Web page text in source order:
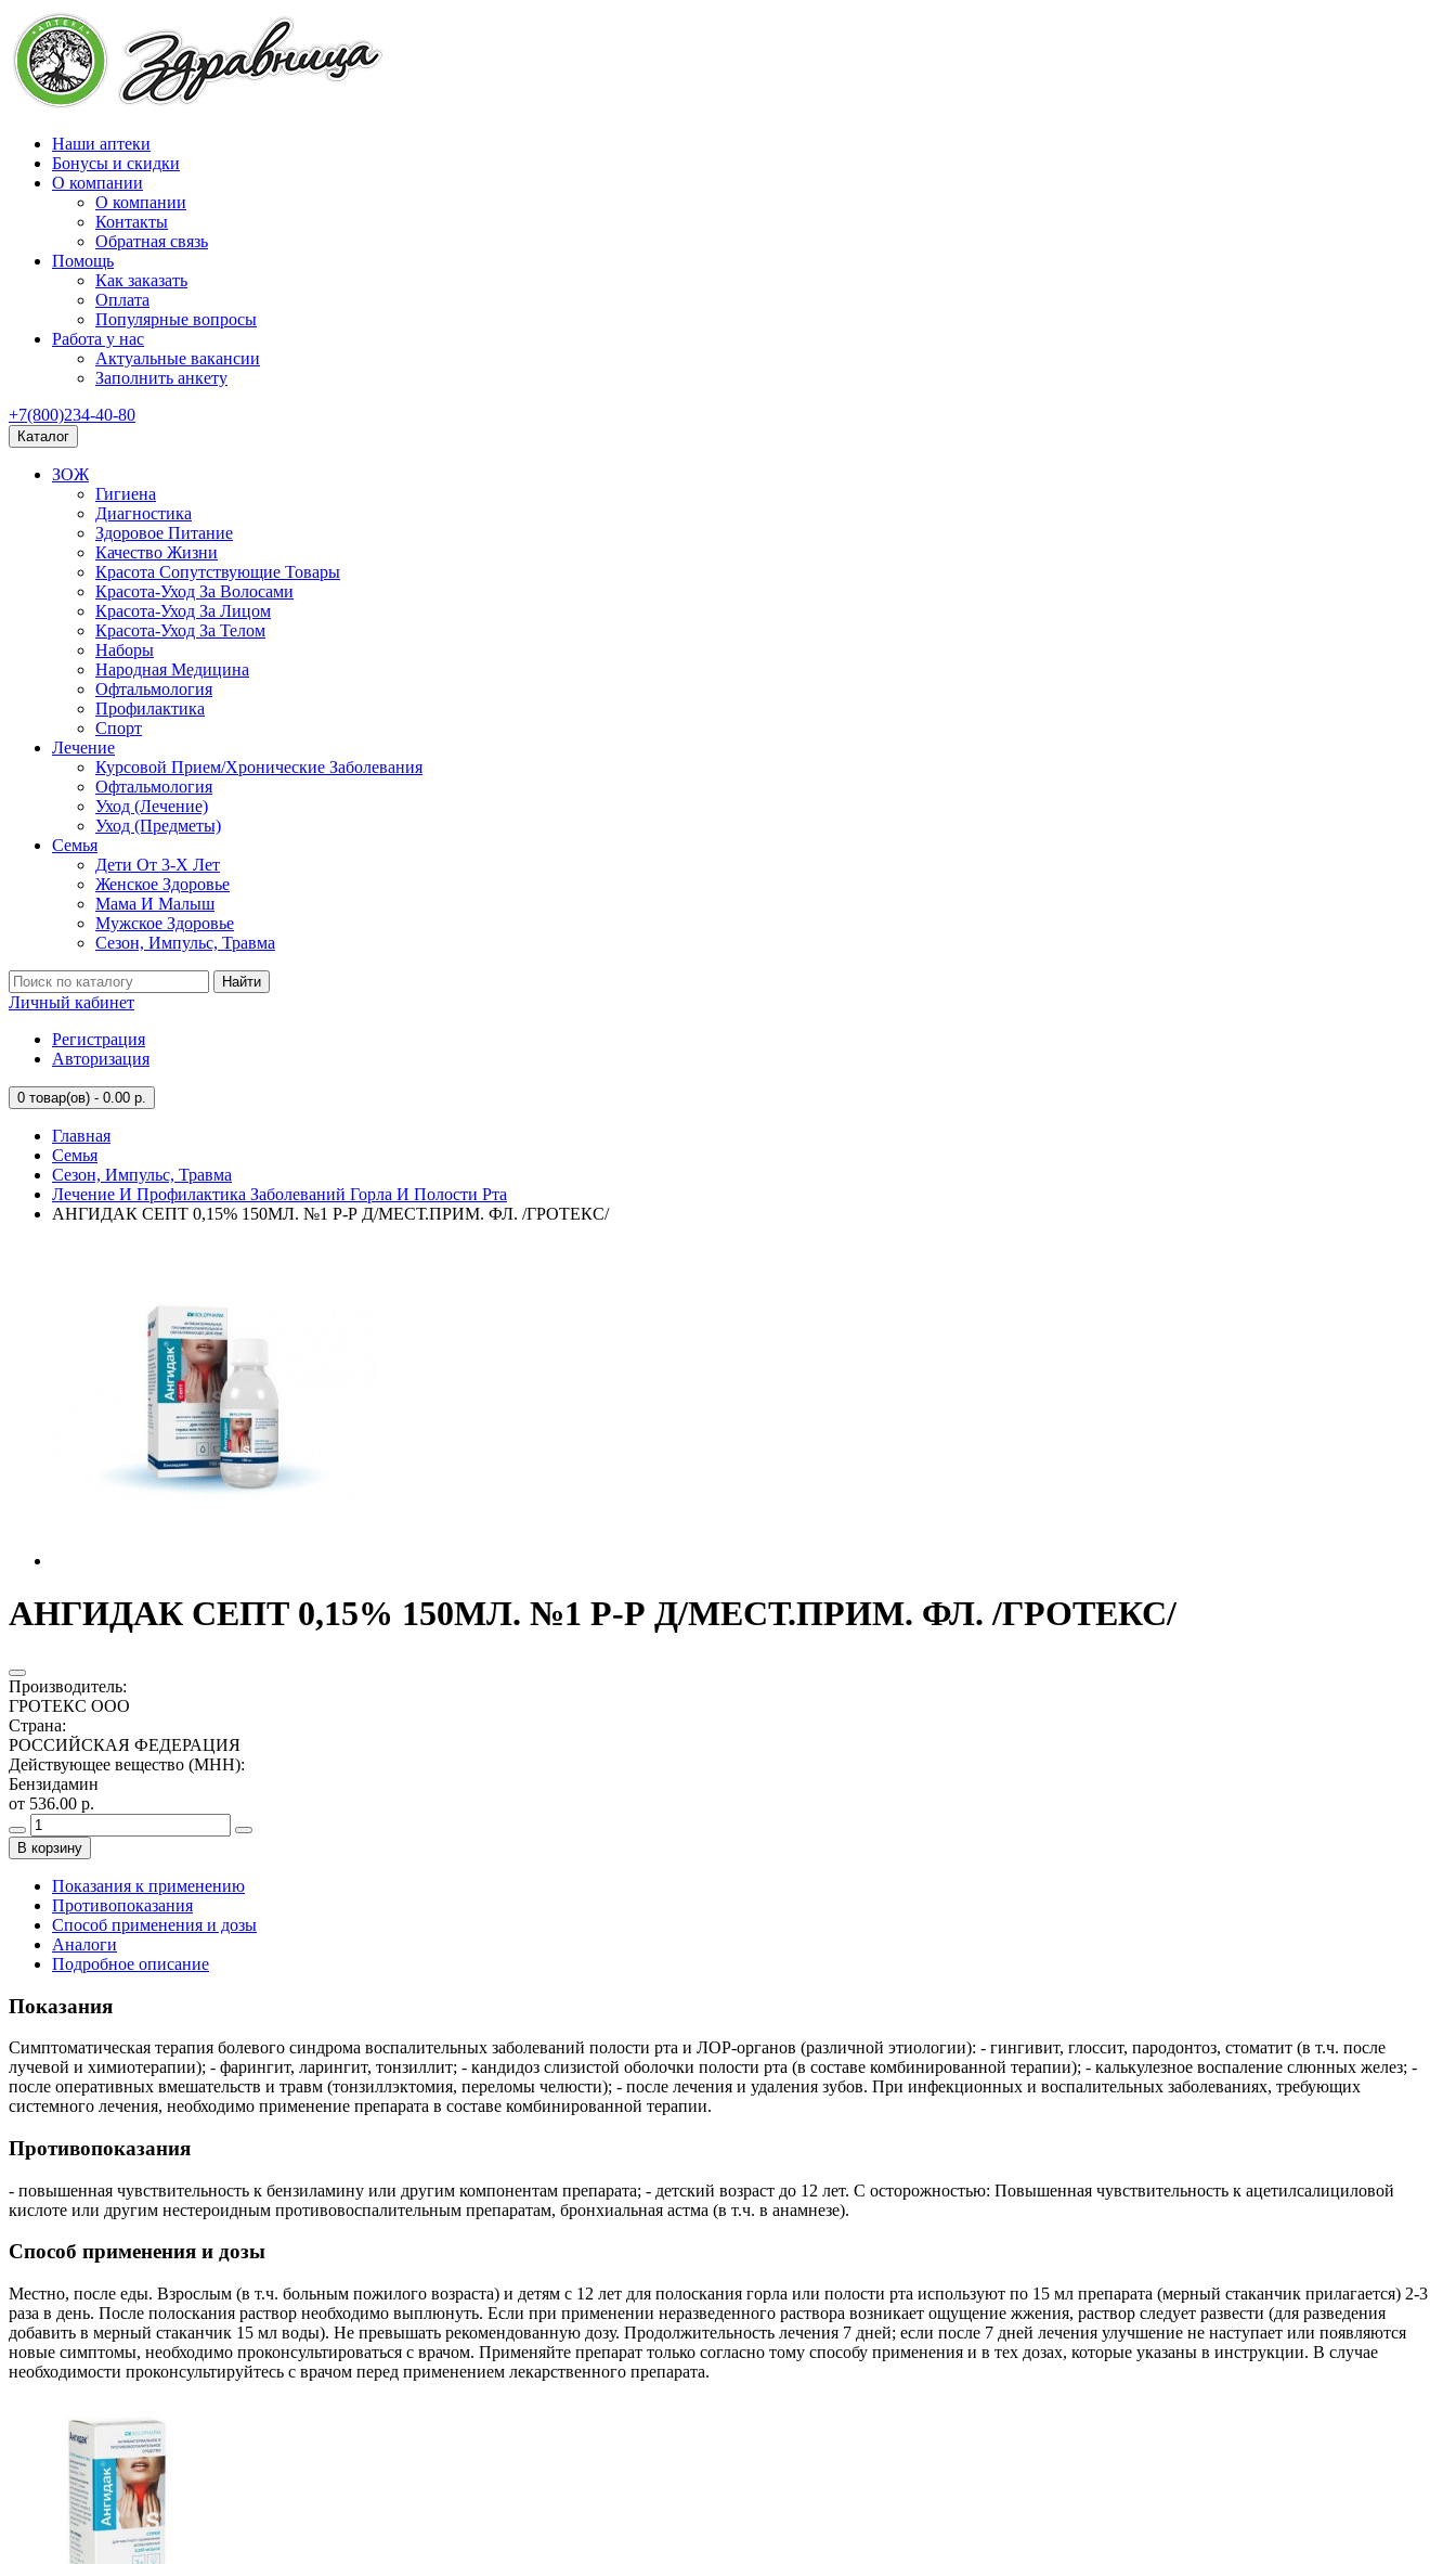
Наши аптеки
Бонусы и скидки
О компании
О компании
Контакты
Обратная связь
Помощь
Как заказать
Оплата
Популярные вопросы
Работа у нас
Актуальные вакансии
Заполнить анкету
+7(800)234-40-80
Каталог
ЗОЖ
Гигиена
Диагностика
Здоровое Питание
Качество Жизни
Красота Сопутствующие Товары
Красота-Уход За Волосами
Красота-Уход За Лицом
Красота-Уход За Телом
Наборы
Народная Медицина
Офтальмология
Профилактика
Спорт
Лечение
Курсовой Прием/Хронические Заболевания
Офтальмология
Уход (Лечение)
Уход (Предметы)
Семья
Дети От 3-Х Лет
Женское Здоровье
Мама И Малыш
Мужское Здоровье
Сезон, Импульс, Травма
Найти
Личный кабинет
Регистрация
Авторизация
0 товар(ов) - 0.00 р.
Главная
Семья
Сезон, Импульс, Травма
Лечение И Профилактика Заболеваний Горла И Полости Рта
АНГИДАК СЕПТ 0,15% 150МЛ. №1 Р-Р Д/МЕСТ.ПРИМ. ФЛ. /ГРОТЕКС/
АНГИДАК СЕПТ 0,15% 150МЛ. №1 Р-Р Д/МЕСТ.ПРИМ. ФЛ. /ГРОТЕКС/
Производитель:
ГРОТЕКС ООО
Страна:
РОССИЙСКАЯ ФЕДЕРАЦИЯ
Действующее вещество (МНН):
Бензидамин
от 536.00 р.
В корзину
Показания к применению
Противопоказания
Способ применения и дозы
Аналоги
Подробное описание
Показания
Симптоматическая терапия болевого синдрома воспалительных заболеваний полости рта и ЛОР-органов (различной этиологии): - гингивит, глоссит, пародонтоз, стоматит (в т.ч. после
лучевой и химиотерапии); - фарингит, ларингит, тонзиллит; - кандидоз слизистой оболочки полости рта (в составе комбинированной терапии); - калькулезное воспаление слюнных желез; -
после оперативных вмешательств и травм (тонзиллэктомия, переломы челюсти); - после лечения и удаления зубов. При инфекционных и воспалительных заболеваниях, требующих
системного лечения, необходимо применение препарата в составе комбинированной терапии.
Противопоказания
- повышенная чувствительность к бензиламину или другим компонентам препарата; - детский возраст до 12 лет. С осторожностью: Повышенная чувствительность к ацетилсалициловой
кислоте или другим нестероидным противовоспалительным препаратам, бронхиальная астма (в т.ч. в анамнезе).
Способ применения и дозы
Местно, после еды. Взрослым (в т.ч. больным пожилого возраста) и детям с 12 лет для полоскания горла или полости рта используют по 15 мл препарата (мерный стаканчик прилагается) 2-3
раза в день. После полоскания раствор необходимо выплюнуть. Если при применении неразведенного раствора возникает ощущение жжения, раствор следует развести (для разведения
добавить в мерный стаканчик 15 мл воды). Не превышать рекомендованную дозу. Продолжительность лечения 7 дней; если после 7 дней лечения улучшение не наступает или появляются
новые симптомы, необходимо проконсультироваться с врачом. Применяйте препарат только согласно тому способу применения и в тех дозах, которые указаны в инструкции. В случае
необходимости проконсультируйтесь с врачом перед применением лекарственного препарата.